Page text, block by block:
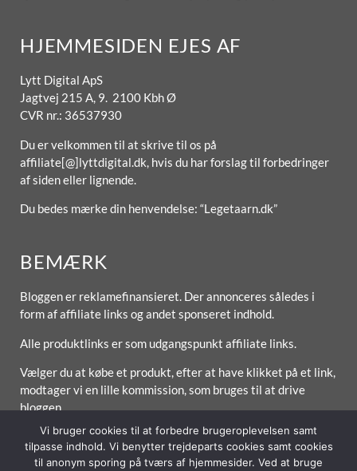
HJEMMESIDEN EJES AF
Lytt Digital ApS
Jagtvej 215 A, 9. 2100 Kbh Ø
CVR nr.: 36537930
Du er velkommen til at skrive til os på
affiliate[@]lyttdigital.dk, hvis du har forslag til forbedringer
af siden eller lignende.
Du bedes mærke din henvendelse: “Legetaarn.dk”
BEMÆRK
Bloggen er reklamefinansieret. Der annonceres således i
form af affiliate links og andet sponseret indhold.
Alle produktlinks er som udgangspunkt affiliate links.
Vælger du at købe et produkt, efter at have klikket på et link,
modtager vi en lille kommission, som bruges til at drive
bloggen.
Vi bruger cookies til at forbedre brugeroplevelsen samt
tilpasse indhold. Vi benytter trejdeparts cookies samt cookies
til anonym sporing på tværs af hjemmesider. Ved at bruge